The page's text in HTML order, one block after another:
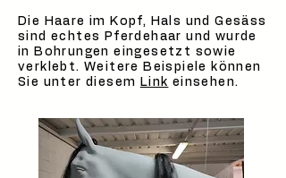
Die Haare im Kopf, Hals und Gesäss
sind echtes Pferdehaar und wurde
in Bohrungen eingesetzt sowie
verklebt. Weitere Beispiele können
Sie unter diesem Link einsehen.